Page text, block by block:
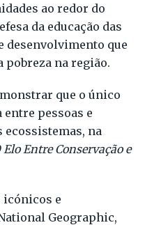
ao redor do
da educação das
desenvolvimento que
na região.
que o único
pessoas e
ecossistemas, na
Entre Conservação e
icónicos e
Geographic,